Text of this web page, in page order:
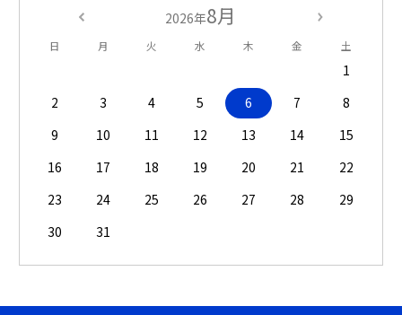
2026年8月
日 月 火 水 木 金 土
1
2
3 4 5 6 7
8
9
10 11 12 13 14
15
16
17 18 19 20 21
22
23
24 25 26 27 28
29
30
31